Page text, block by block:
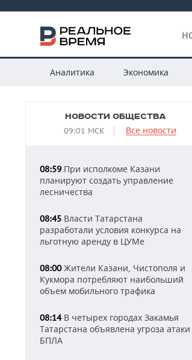
Аналитика Экономика
НОВОСТИ ОБЩЕСТВА
09:01 МСК Все новости
08:59 При исполкоме Казани
планируют создать управление
лесничества
08:45 Власти Татарстана
разработали условия конкурса на
льготную аренду в ЦУМе
08:00Жители Казани, Чистополя и
Кукмора потребляют наибольший
объем мобильного трафика
08:14В четырех городах Закамья
Татарстана объявлена угроза атаки
БПЛА